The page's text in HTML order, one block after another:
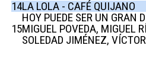
14LA LOLA - CAFÉ QUIJANO
15
HOY PUEDE SER UN GRAN
MIGUEL POVEDA, MIGUEL
SOLEDAD JIMÉNEZ,